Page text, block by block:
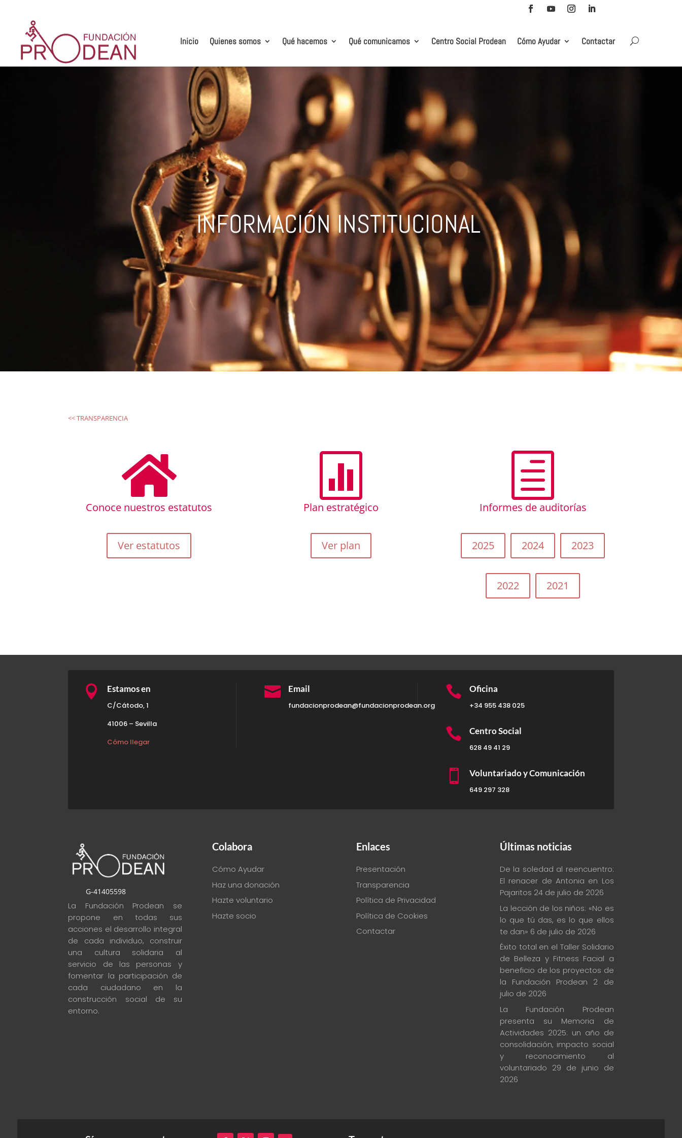
Inicio Quienes somos Qué hacemos Qué comunicamos Centro Social Prodean Cómo Ayudar Contactar
INFORMACIÓN INSTITUCIONAL
<< TRANSPARENCIA

Conoce nuestros estatutos
Ver estatutos

Plan estratégico
Ver plan
h
Informes de auditorías
2025 2024 2023
2022 2021
 Estamos en
C/Cátodo, 1
41006 – Sevilla
Cómo llegar
 Email
fundacionprodean@fundacionprodean.org
 Oficina
+34 955 438 025
 Centro Social
628 49 41 29
 Voluntariado y Comunicación
649 297 328
G-41405598
La Fundación Prodean se
propone en todas sus
acciones el desarrollo integral
de cada individuo, construir
una cultura solidaria al
servicio de las personas y
fomentar la participación de
cada ciudadano en la
construcción social de su
entorno.
Colabora
Cómo Ayudar
Haz una donación
Hazte voluntario
Hazte socio
Enlaces
Presentación
Transparencia
Política de Privacidad
Política de Cookies
Contactar
Últimas noticias
De la soledad al reencuentro:
El renacer de Antonia en Los
Pajaritos 24 de julio de 2026
La lección de los niños: «No es
lo que tú das, es lo que ellos
te dan» 6 de julio de 2026
Éxito total en el Taller Solidario
de Belleza y Fitness Facial a
beneficio de los proyectos de
la Fundación Prodean
2 de
julio de 2026
La Fundación Prodean
presenta su Memoria de
Actividades 2025: un año de
consolidación, impacto social
y reconocimiento al
voluntariado 29 de junio de
2026